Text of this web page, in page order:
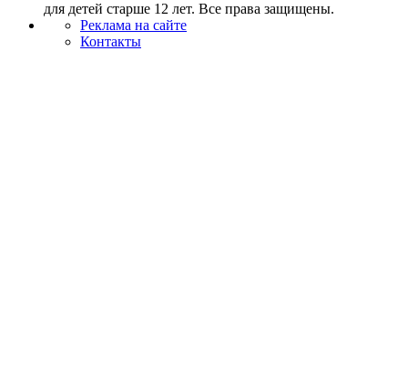
для детей старше 12 лет. Все права защищены.
Реклама на сайте
Контакты